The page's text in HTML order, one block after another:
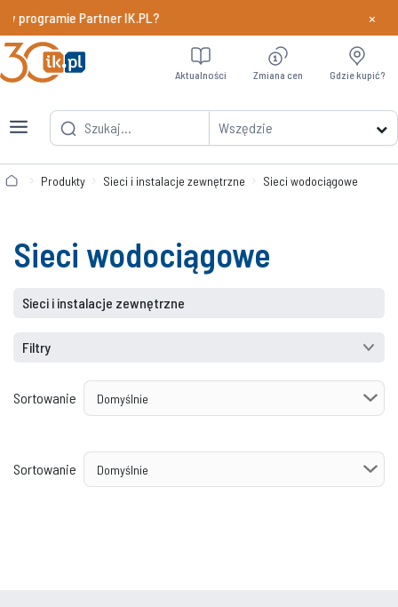
programie Partner IK.PL? Dowiedz
×
Wszędzie
Aktualności Zmiana cen Gdzie kupić?
Produkty Sieci i instalacje zewnętrzne Sieci wodociągowe
Sieci wodociągowe
Sieci i instalacje zewnętrzne
Filtry
Sortowanie
Sortowanie